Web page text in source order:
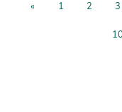
« 1 2 3
10